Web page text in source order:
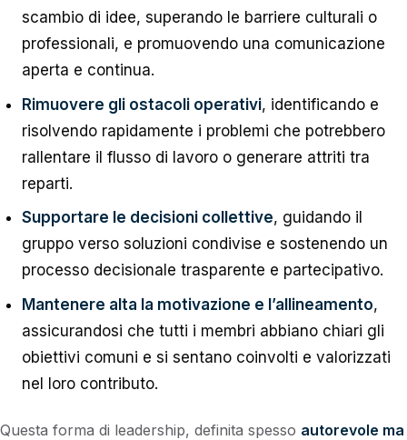
scambio di idee, superando le barriere culturali o
professionali, e promuovendo una comunicazione
aperta e continua.
Rimuovere gli ostacoli operativi, identificando e
risolvendo rapidamente i problemi che potrebbero
rallentare il flusso di lavoro o generare attriti tra
reparti.
Supportare le decisioni collettive, guidando il
gruppo verso soluzioni condivise e sostenendo un
processo decisionale trasparente e partecipativo.
Mantenere alta la motivazione e l’allineamento,
assicurandosi che tutti i membri abbiano chiari gli
obiettivi comuni e si sentano coinvolti e valorizzati
nel loro contributo.
Questa forma di leadership, definita spesso autorevole ma